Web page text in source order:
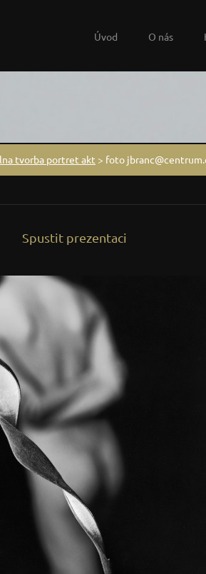
Úvod O nás
tvorba portret akt > foto
Spustit prezentaci